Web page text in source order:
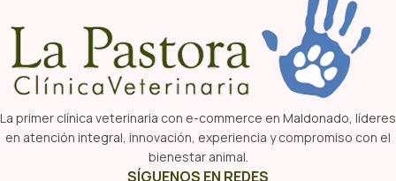
La primer clínica veterinaria con e-commerce en Maldonado, líderes
en atención integral, innovación, experiencia y compromiso con el
bienestar animal.
SÍGUENOS EN REDES